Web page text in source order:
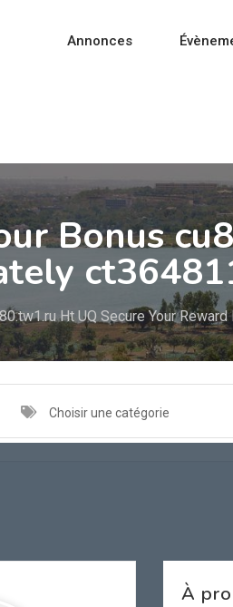
Annonces
Bonus
Ht UQ Secure Your
Choisir une catégorie
À